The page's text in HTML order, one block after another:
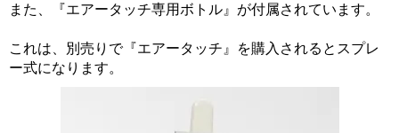
また、『エアータッチ専用ボトル』が付属されています。
これは、別売りで『エアータッチ』を購入されるとスプレ
ー式になります。